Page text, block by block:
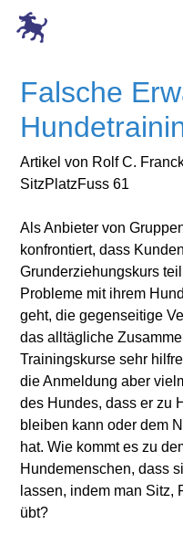
Falsche
Artikel von Rolf C.
SitzPlatzFuss 61
Als Anbieter von
konfrontiert, dass
Grunderziehungskurs
Probleme mit ihrem
geht, die gegenseitige
das alltägliche
Trainingskurse sehr
die Anmeldung aber
des Hundes, dass er zu
bleiben kann oder dem
hat. Wie kommt es zu
Hundemenschen, dass
lassen, indem man Sitz,
übt?